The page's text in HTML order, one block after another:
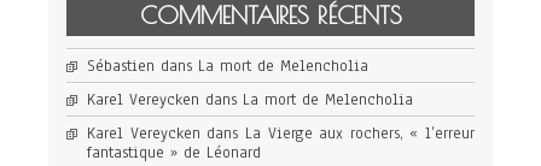
COMMENTAIRES RÉCENTS
Sébastien dans La mort de Melencholia
Karel Vereycken dans La mort de Melencholia
Karel Vereycken dans La Vierge aux rochers, « l’erreur
fantastique » de Léonard